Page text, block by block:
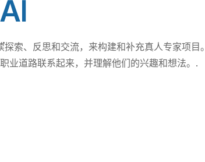
索、反思和交流，来构建和补充真人专家项目。
业道路联系起来，并理解他们的兴趣和想法。.